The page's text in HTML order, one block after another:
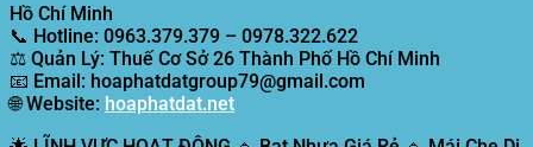
Hồ Chí Minh
📞 Hotline: 0963.379.379 – 0978.322.622
⚖️ Quản Lý: Thuế Cơ Sở 26 Thành Phố Hồ Chí Minh
📧 Email: hoaphatdatgroup79@gmail.com
🌐Website: hoaphatdat.net